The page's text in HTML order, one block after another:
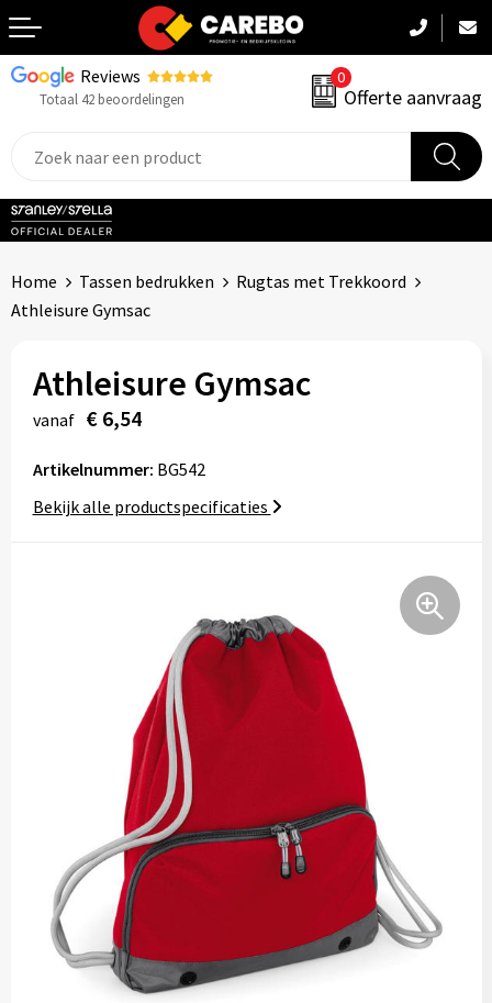
Reviews
Totaal 42 beoordelingen
0
Offerte aanvraag
Terug
Sportkleding
Handdoeken & Dekens
Kinderkleding
Tassen
Home Tassen bedrukken
Rugtas met Trekkoord
Athleisure Gymsac
Athleisure Gymsac
vanaf € 6,54
Artikelnummer: BG542
Bekijk alle productspecificaties